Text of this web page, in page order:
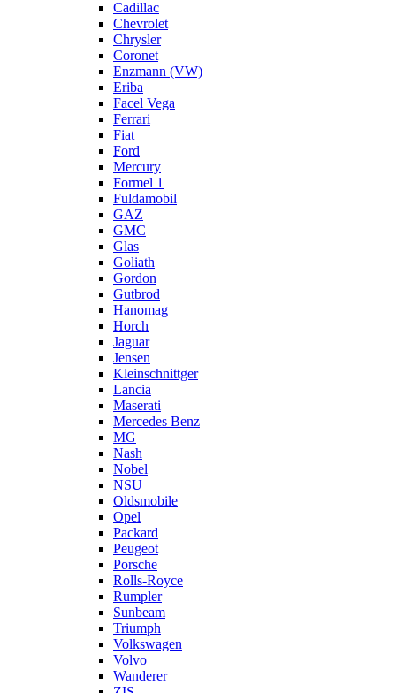
Cadillac
Chevrolet
Chrysler
Coronet
Enzmann (VW)
Eriba
Facel Vega
Ferrari
Fiat
Ford
Mercury
Formel 1
Fuldamobil
GAZ
GMC
Glas
Goliath
Gordon
Gutbrod
Hanomag
Horch
Jaguar
Jensen
Kleinschnittger
Lancia
Maserati
Mercedes Benz
MG
Nash
Nobel
NSU
Oldsmobile
Opel
Packard
Peugeot
Porsche
Rolls-Royce
Rumpler
Sunbeam
Triumph
Volkswagen
Volvo
Wanderer